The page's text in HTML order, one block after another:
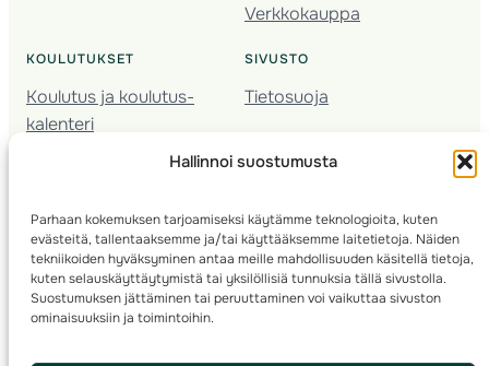
Hallinnoi suostumusta
Parhaan kokemuksen tarjoamiseksi käytämme teknologioita, kuten
evästeitä, tallentaaksemme ja/tai käyttääksemme laitetietoja. Näiden
tekniikoiden hyväksyminen antaa meille mahdollisuuden käsitellä tietoja,
kuten selauskäyttäytymistä tai yksilöllisiä tunnuksia tällä sivustolla.
Suostumuksen jättäminen tai peruuttaminen voi vaikuttaa sivuston
ominaisuuksiin ja toimintoihin.
Verkkokauppa
KOULUTUKSET
Koulutus ja koulutus­
kalenteri
Nuorison koulutukset
Kartoitus
Ratamestari
SIVUSTO
Tietosuoja
© 2025 ·Suomen Suunnistusliitto· Valimotie 10, 00380 Helsinki, Finland